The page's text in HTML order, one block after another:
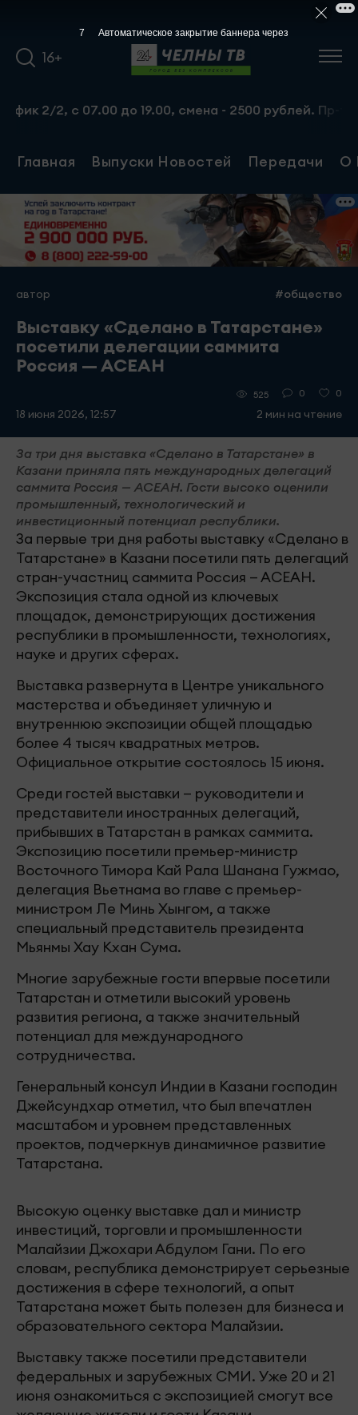
16+
с 07.00 до 19.00, смена - 2500 рублей. Пр-т
Главная Выпуски Новостей Передачи О
автор #общество
Выставку «Сделано в Татарстане»
посетили делегации саммита
Россия — АСЕАН
18 июня 2026, 12:57
525 0 0
2 мин на чтение
За три дня выставка «Сделано в Татарстане» в
Казани приняла пять международных делегаций
саммита Россия — АСЕАН. Гости высоко оценили
промышленный, технологический и
инвестиционный потенциал республики.
За первые три дня работы выставку «Сделано в
Татарстане» в Казани посетили пять делегаций
стран-участниц саммита Россия — АСЕАН.
Экспозиция стала одной из ключевых
площадок, демонстрирующих достижения
республики в промышленности, технологиях,
науке и других сферах.
Выставка развернута в Центре уникального
мастерства и объединяет уличную и
внутреннюю экспозиции общей площадью
более 4 тысяч квадратных метров.
Официальное открытие состоялось 15 июня.
Среди гостей выставки — руководители и
представители иностранных делегаций,
прибывших в Татарстан в рамках саммита.
Экспозицию посетили премьер-министр
Восточного Тимора Кай Рала Шанана Гужмао,
делегация Вьетнама во главе с премьер-
министром Ле Минь Хынгом, а также
специальный представитель президента
Мьянмы Хау Кхан Сума.
Многие зарубежные гости впервые посетили
Татарстан и отметили высокий уровень
развития региона, а также значительный
потенциал для международного
сотрудничества.
Генеральный консул Индии в Казани господин
Джейсундхар отметил, что был впечатлен
масштабом и уровнем представленных
проектов, подчеркнув динамичное развитие
Татарстана.
Высокую оценку выставке дал и министр
инвестиций, торговли и промышленности
Малайзии Джохари Абдулом Гани. По его
словам, республика демонстрирует серьезные
достижения в сфере технологий, а опыт
Татарстана может быть полезен для бизнеса и
образовательного сектора Малайзии.
Выставку также посетили представители
федеральных и зарубежных СМИ. Уже 20 и 21
июня ознакомиться с экспозицией смогут все
6 Автоматическое закрытие баннера через